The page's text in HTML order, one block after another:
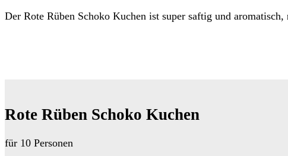
Der Rote Rüben Schoko Kuchen ist super saftig und
Rote Rüben Schoko Kuchen
für 10 Personen